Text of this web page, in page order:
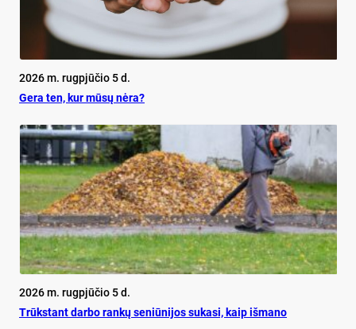
2026 m. rugpjūčio 5 d.
Ge­ra ten, kur mū­sų nė­ra?
2026 m. rugpjūčio 5 d.
Trūks­tant dar­bo ran­kų se­niū­ni­jos su­ka­si, kaip iš­ma­no